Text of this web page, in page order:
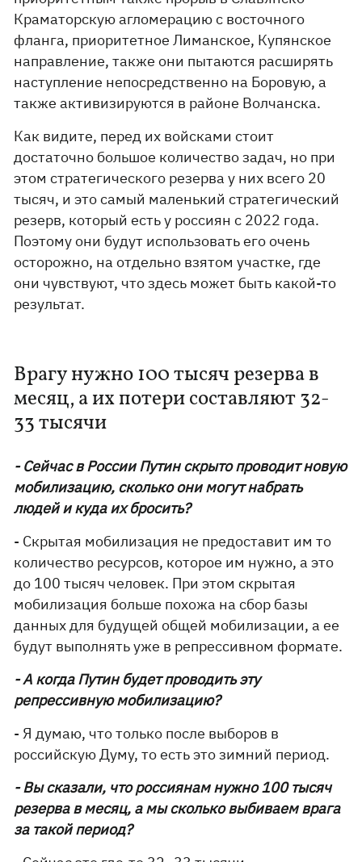
Краматорскую агломерацию с восточного
фланга, приоритетное Лиманское, Купянское
направление, также они пытаются расширять
наступление непосредственно на Боровую, а
также активизируются в районе Волчанска.
Как видите, перед их войсками стоит
достаточно большое количество задач, но при
этом стратегического резерва у них всего 20
тысяч, и это самый маленький стратегический
резерв, который есть у россиян с 2022 года.
Поэтому они будут использовать его очень
осторожно, на отдельно взятом участке, где
они чувствуют, что здесь может быть какой-то
результат.
Врагу нужно 100 тысяч резерва в
месяц, а их потери составляют 32-
33 тысячи
- Сейчас в России Путин скрыто проводит новую
мобилизацию, сколько они могут набрать
людей и куда их бросить?
- Скрытая мобилизация не предоставит им то
количество ресурсов, которое им нужно, а это
до 100 тысяч человек. При этом скрытая
мобилизация больше похожа на сбор базы
данных для будущей общей мобилизации, а ее
будут выполнять уже в репрессивном формате.
- А когда Путин будет проводить эту
репрессивную мобилизацию?
- Я думаю, что только после выборов в
российскую Думу, то есть это зимний период.
- Вы сказали, что россиянам нужно 100 тысяч
резерва в месяц, а мы сколько выбиваем врага
за такой период?